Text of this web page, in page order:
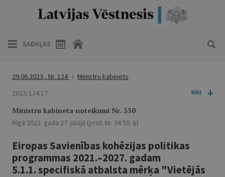
SADAĻAS
29.06.2023., Nr. 124
Ministru kabinets
2023/124.17
RĪKI
Ministru kabineta noteikumi Nr. 350
Rīgā 2023. gada 27. jūnijā (prot. Nr. 34 50. §)
Eiropas Savienības kohēzijas politikas
programmas 2021.–2027. gadam
5.1.1. specifiskā atbalsta mērķa "Vietējās